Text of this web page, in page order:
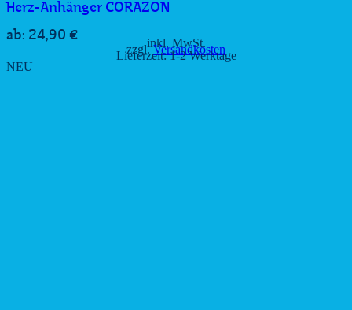
Herz-Anhänger CORAZON
ab: 24,90 € inkl. MwSt.
zzgl.Versandkosten
Lieferzeit:1-2 Werktage
NEU